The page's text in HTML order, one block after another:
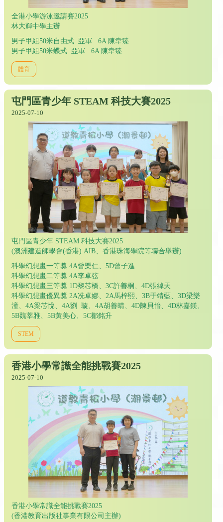
全港小學游泳邀請賽2025
林大輝中學主辦
男子甲組50米自由式 亞軍 6A 陳韋臻
男子甲組50米蝶式 亞軍 6A 陳韋臻
體育
屯門區青少年 STEAM 科技大賽2025
2025-07-10
屯門區青少年 STEAM 科技大賽2025
(澳洲建造師學會(香港) AIB、香港珠海學院等聯合舉辦)
科學幻想畫一等獎 4A曾樂仁、5D曾子進
科學幻想畫二等獎 4A李卓弦
科學幻想畫三等獎 1D黎芯橋、3C許善桐、4D張綽天
科學幻想畫優異獎 2A冼卓娜、2A馬梓熙、3B于靖藍、3D梁樂
潼、4A梁芯悅、4A劉 璇、4A胡善晴、4D陳貝怡、4D林嘉鎂、
5B魏莘雅、5B黃美心、5C鄒銘升
STEM
香港小學常識全能挑戰賽2025
2025-07-10
香港小學常識全能挑戰賽2025
(香港教育出版社事業有限公司主辦)